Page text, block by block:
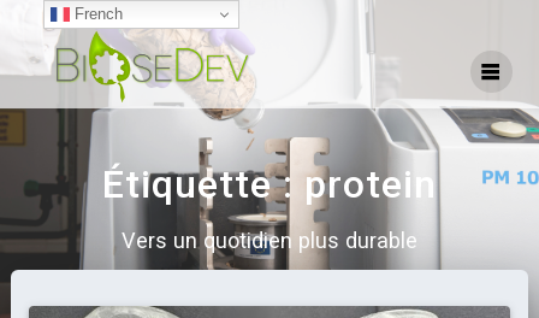
Étiquette : protein
Vers un quotidien plus durable
French